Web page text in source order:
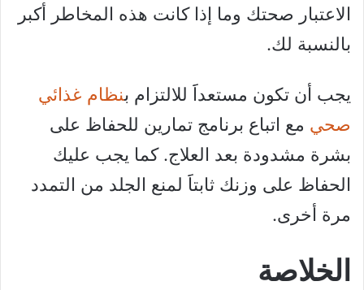
الاعتبار صحتك وما إذا كانت هذه المخاطر أكبر
بالنسبة لك.
يجب أن تكون مستعداََ للالتزام بنظام غذائي
صحي مع اتباع برنامج تمارين للحفاظ على
بشرة مشدودة بعد العلاج. كما يجب عليك
الحفاظ على وزنك ثابتاََ لمنع الجلد من التمدد
مرة أخرى.
الخلاصة